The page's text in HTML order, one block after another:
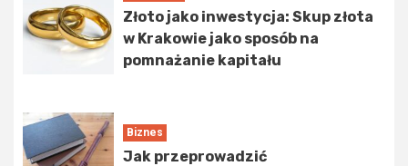
Złoto jako inwestycja: Skup złota
w Krakowie jako sposób na
pomnażanie kapitału
Biznes
Jak przeprowadzić